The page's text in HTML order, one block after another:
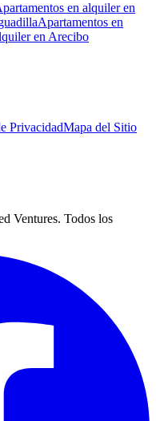
en alquiler en
Apartamentos en
en Arecibo
PrivacidadMapa del Sitio
Ventures. Todos los